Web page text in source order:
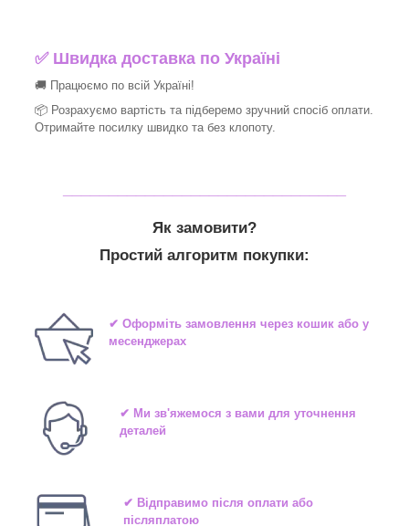
✅Швидка доставка по Україні
🚚 Працюємо по всій Україні!
📦 Розрахуємо вартість та підберемо зручний спосіб оплати.
Отримайте посилку швидко та без клопоту.
Як замовити?
Простий алгоритм покупки:
✔ Оформіть замовлення через кошик або у
месенджерах
✔ Ми зв'яжемося з вами для уточнення
деталей
✔ Відправимо після оплати або
післяплатою